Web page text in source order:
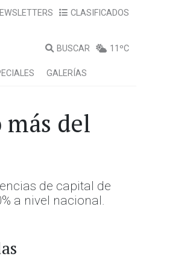
CLASIFICADOS
BUSCAR 11ºC
GALERÍAS
del
de capital de
a nivel nacional.